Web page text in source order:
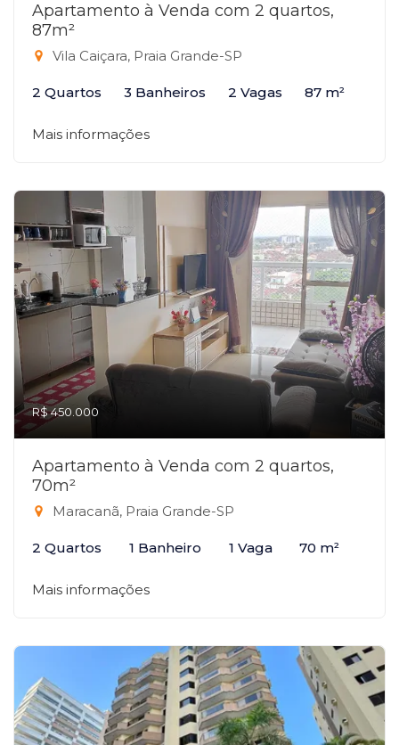
Apartamento à Venda com 2 quartos,
87m²
Vila Caiçara, Praia Grande-SP
2 Quartos 3 Banheiros 2 Vagas 87 m²
Mais informações
R$ 450.000
Apartamento à Venda com 2 quartos,
70m²
Maracanã, Praia Grande-SP
2 Quartos 1 Banheiro 1 Vaga 70 m²
Mais informações